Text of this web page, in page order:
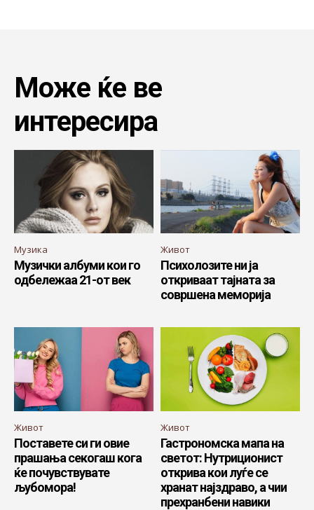
Може ќе ве
интересира
Музика
Музички албуми кои го
одбележаа 21-от век
Живот
Психолозите ни ја
откриваат тајната за
совршена меморија
Живот
Поставете си ги овие
прашања секогаш кога
ќе почувствувате
љубомора!
Живот
Гастрономска мапа на
светот: Нутриционист
открива кои луѓе се
хранат најздраво, а чии
прехранбени навики